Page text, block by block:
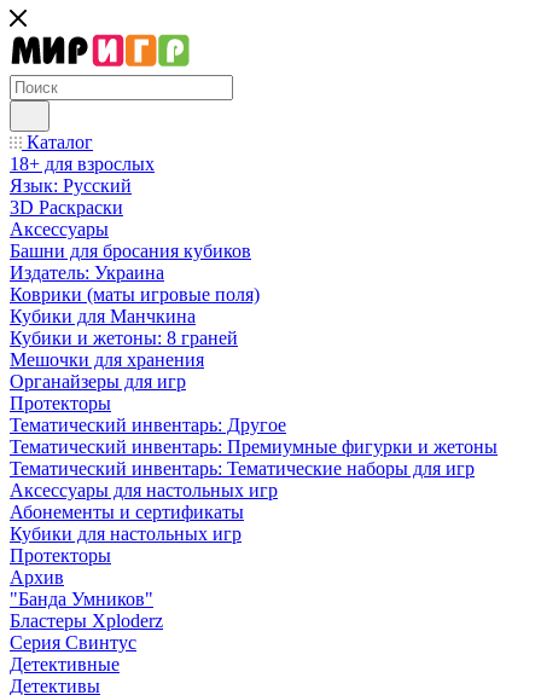
Каталог
18+ для взрослых
Язык: Русский
3D Раскраски
Аксессуары
Башни для бросания кубиков
Издатель: Украина
Коврики (маты игровые поля)
Кубики для Манчкина
Кубики и жетоны: 8 граней
Мешочки для хранения
Органайзеры для игр
Протекторы
Тематический инвентарь: Другое
Тематический инвентарь: Премиумные фигурки и жетоны
Тематический инвентарь: Тематические наборы для игр
Аксессуары для настольных игр
Абонементы и сертификаты
Кубики для настольных игр
Протекторы
Архив
"Банда Умников"
Бластеры Xploderz
Cерия Свинтус
Детективные
Детективы